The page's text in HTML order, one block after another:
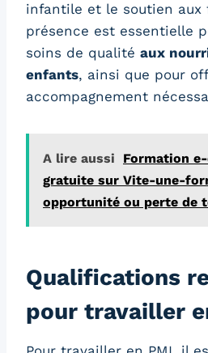
infantile et le soutien aux
présence est essentielle
soins de qualité aux
enfants, ainsi que pour
accompagnement
A lire aussi
Formation
gratuite sur Vite-une-
opportunité ou perte de
Qualifications
pour travailler